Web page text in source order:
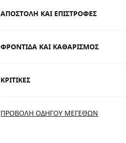
ΑΠΟΣΤΟΛΉ ΚΑΙ ΕΠΙΣΤΡΟΦΈΣ
ΦΡΟΝΤΊΔΑ ΚΑΙ ΚΑΘΑΡΙΣΜΌΣ
ΚΡΙΤΙΚΈΣ
ΠΡΟΒΟΛΉ ΟΔΗΓΟΎ ΜΕΓΕΘΏΝ